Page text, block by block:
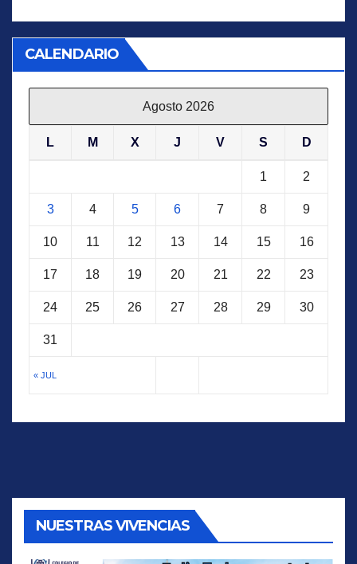
CALENDARIO
Agosto 2026
L M X J V S D
« JUL
1 2
3 4 5 6 7 8 9
10 11 12 13 14 15 16
17 18 19 20 21 22 23
24 25 26 27 28 29 30
31
NUESTRAS VIVENCIAS